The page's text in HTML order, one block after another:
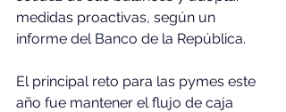
medidas proactivas, según un
informe del Banco de la República.
El principal reto para las pymes este
año fue mantener el flujo de caja